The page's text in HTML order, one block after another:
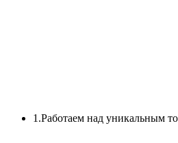
1.Работаем над уникальным